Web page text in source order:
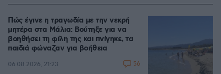
Πώς έγινε η τραγωδία με την νεκρή
μητέρα στα Μάλια: Βούτηξε για να
βοηθήσει τη φίλη της και πνίγηκε, τα
παιδιά φώναζαν για βοήθεια
06.08.2026, 21:23 56